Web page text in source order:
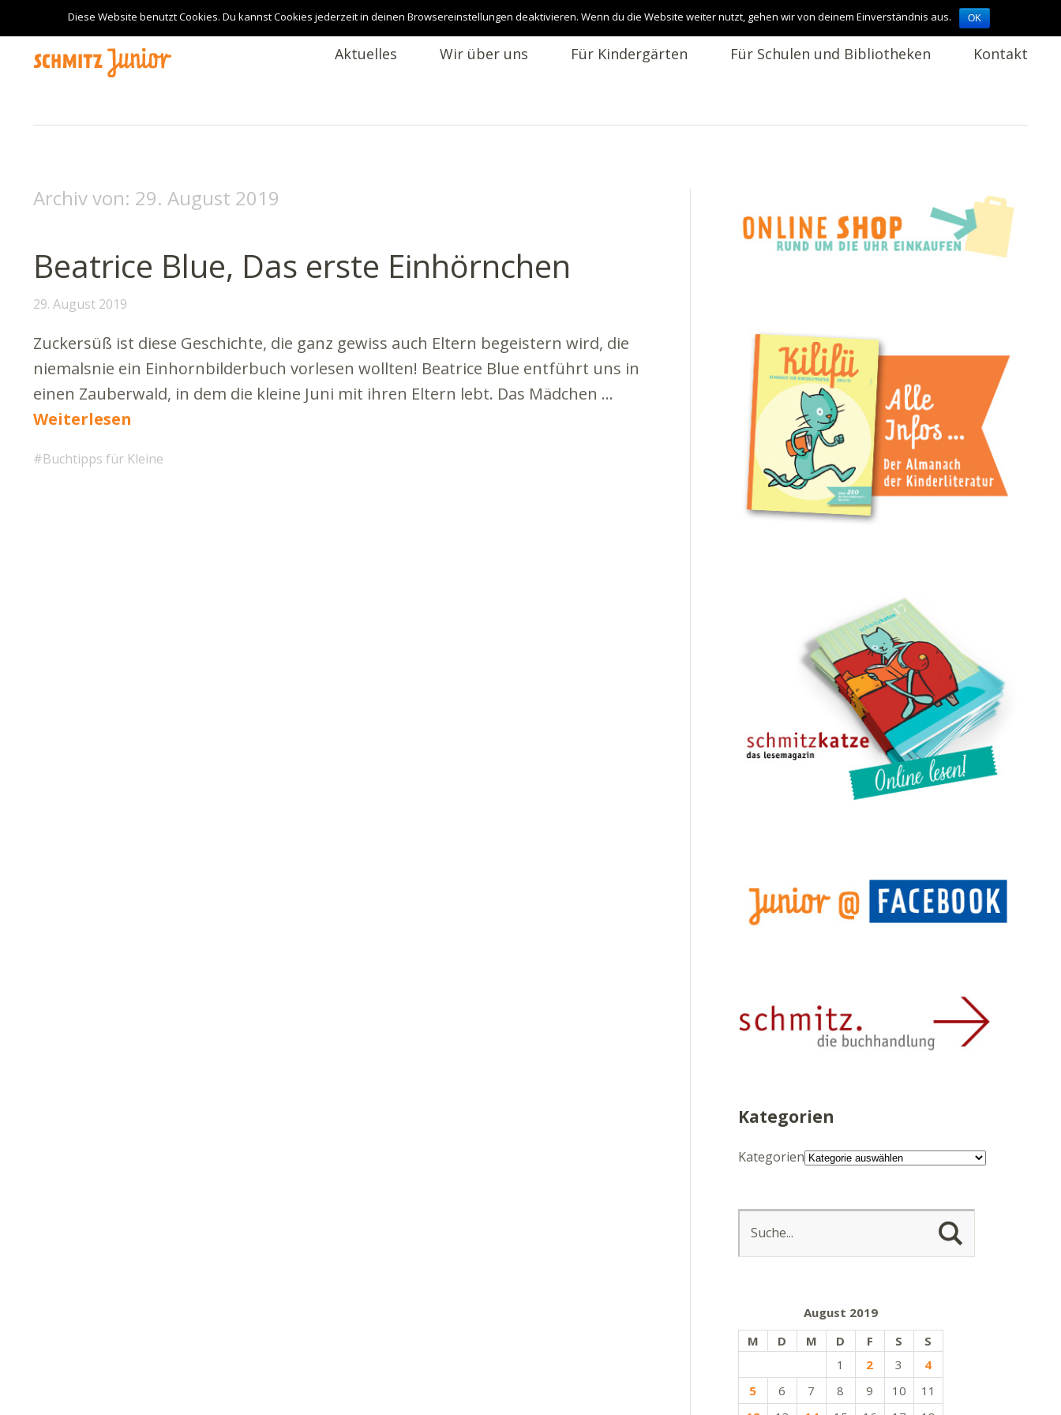
Aktuelles Wir über uns Für Kindergärten Für Schulen und Bibliotheken Kontakt
Archiv von: 29. August 2019
Beatrice Blue, Das erste Einhörnchen
29. August 2019
Zuckersüß ist diese Geschichte, die ganz gewiss auch Eltern begeistern wird, die
niemalsnie ein Einhornbilderbuch vorlesen wollten! Beatrice Blue entführt uns in
einen Zauberwald, in dem die kleine Juni mit ihren Eltern lebt. Das Mädchen …
Weiterlesen
Buchtipps für Kleine
Kategorien
Kategorien
August 2019
M
D M D F S S
1 2 3
4
5
6 7 8 9 10
11
Diese Website benutzt Cookies. Du kannst Cookies jederzeit in deinen Browsereinstellungen deaktivieren. Wenn du die Website weiter nutzt, gehen wir von deinem Einverständnis aus. OK